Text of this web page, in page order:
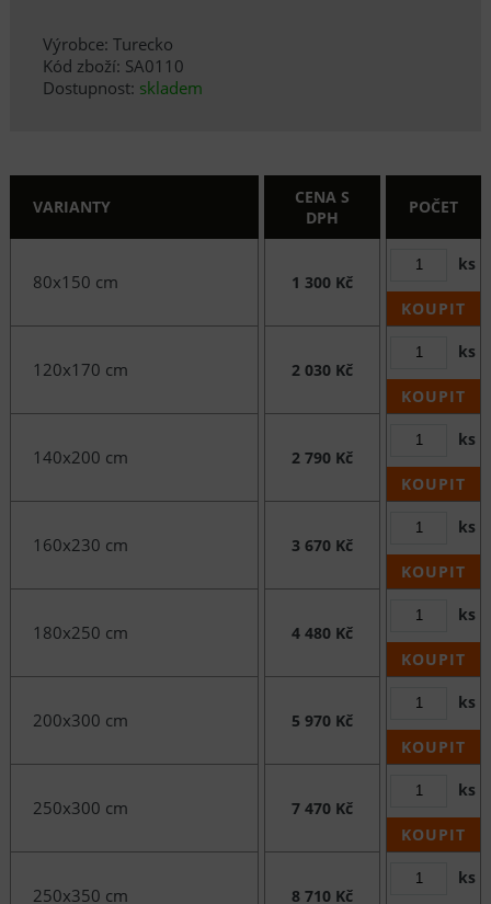
Výrobce: Turecko
Kód zboží: SA0110
Dostupnost: skladem
VARIANTY
CENA S
DPH
POČET
80x150 cm 1 300 Kč
ks
KOUPIT
120x170 cm 2 030 Kč
ks
KOUPIT
140x200 cm 2 790 Kč
ks
KOUPIT
160x230 cm 3 670 Kč
ks
KOUPIT
180x250 cm 4 480 Kč
ks
KOUPIT
200x300 cm 5 970 Kč
ks
KOUPIT
250x300 cm 7 470 Kč
ks
KOUPIT
250x350 cm 8 710 Kč
ks